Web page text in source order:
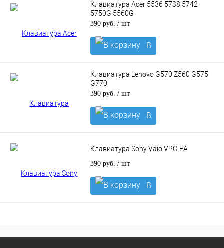
Клавиатура Acer 5536 5738 5742
5750G 5560G
390 руб. / шт
В
корзину
Клавиатура Lenovo G570 Z560 G575
G770
390 руб. / шт
В
корзину
Клавиатура Sony Vaio VPC-EA
390 руб. / шт
В
корзину